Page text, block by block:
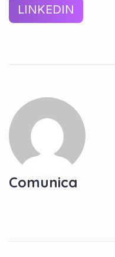
LINKEDIN
Comunica